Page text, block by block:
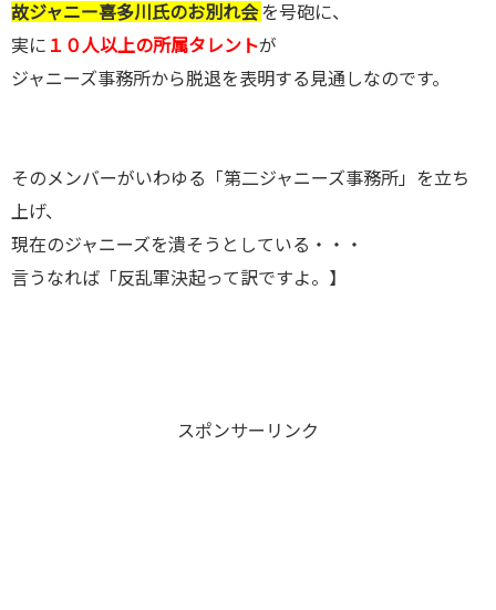
故ジャニー喜多川氏のお別れ会を号砲に、
実に １０人以上の所属タレントが
ジャニーズ事務所から脱退を表明する見通しなのです。
そのメンバーがいわゆる「第二ジャニーズ事務所」を立ち
上げ、
現在のジャニーズを潰そうとしている・・・
言うなれば「反乱軍決起って訳ですよ。】
スポンサーリンク